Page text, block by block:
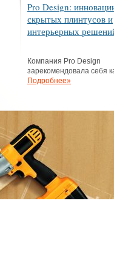
Pro Design:
скрытых плинтусов и
интерьерных
Компания Pro Design
зарекомендовала себя
Подробнее»